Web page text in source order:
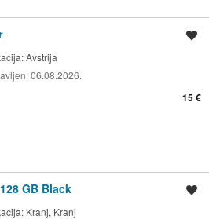
Avstrija
06.08.2026.
15 €
GB Black
Kranj, Kranj